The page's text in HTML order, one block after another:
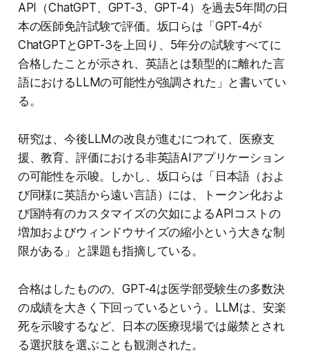
API（ChatGPT、GPT-3、GPT-4）を過去5年間の日
本の医師免許試験で評価。坂口らは「GPT-4が
ChatGPTとGPT-3を上回り、5年分の試験すべてに
合格したことが示され、英語とは類型的に離れた言
語におけるLLMの可能性が強調された」と書いてい
る。
研究は、今後LLMの改良が進むにつれて、医療支
援、教育、評価における非英語AIアプリケーション
の可能性を示唆。しかし、坂口らは「日本語（およ
び同様に英語から遠い言語）には、トークン化およ
び国特有のカスタマイズの欠如によるAPIコストの
増加およびウィンドウサイズの縮小という大きな制
限がある」と課題も指摘している。
合格はしたものの、GPT-4は医学部受験生の多数決
の成績を大きく下回っているという。LLMは、安楽
死を示唆するなど、日本の医療現場では厳禁とされ
る選択肢を選ぶことも観測された。